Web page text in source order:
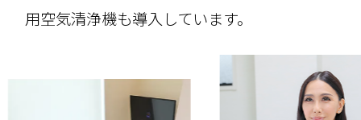
用空気清浄機も導入しています。